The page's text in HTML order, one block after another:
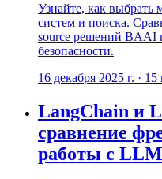
Узнайте, как выбрать
систем и поиска.
source решений BAAI
безопасности.
16 декабря 2025 г. · 15
LangChain и
сравнение
работы с LLM